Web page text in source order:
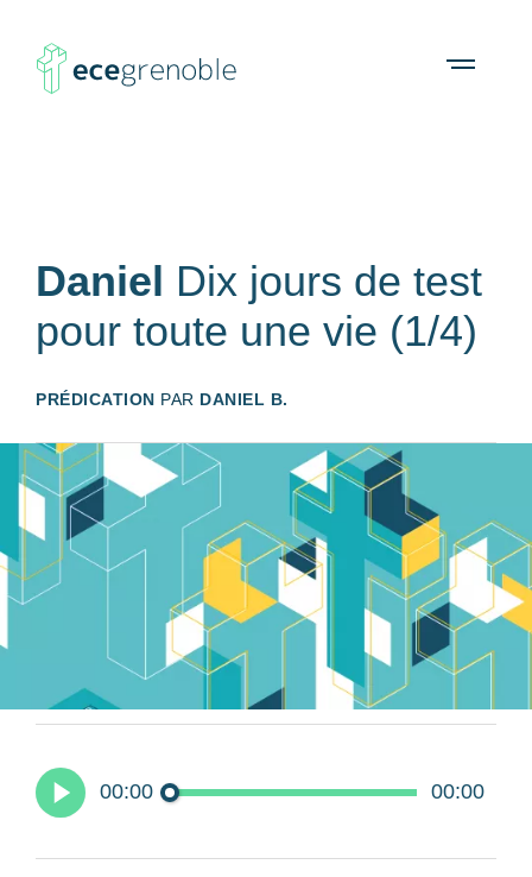
ECE
À propos Agenda RessourcesOpen
Daniel Dix jours de test
pour toute une vie (1/4)
PRÉDICATION PAR DANIEL B.
00:00 00:00